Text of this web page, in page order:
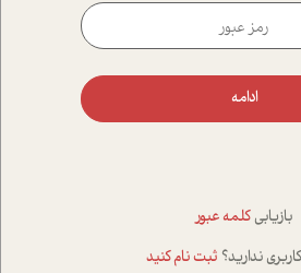
ادامه
بازیابی کلمه عبور
ندارید؟ ثبت نام کنید